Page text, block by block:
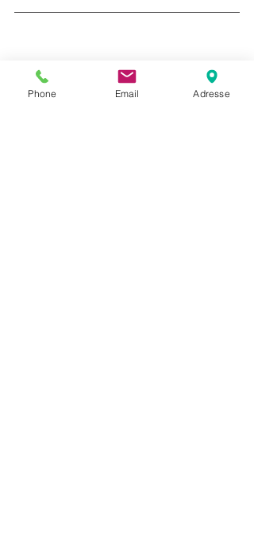
Telegärtner StripTool Push&Crimp
Phone Email Adresse